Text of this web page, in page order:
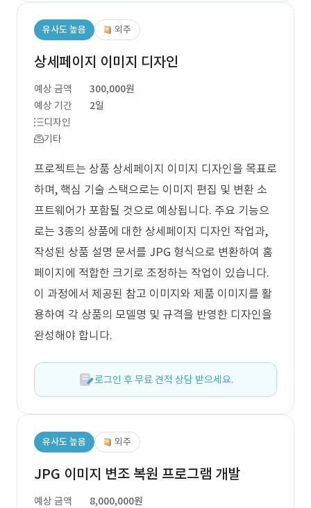
유사도 높음 외주
상세페이지 이미지 디자인
예상 금액
300,000원
예상 기간
2일
디자인
기타
프로젝트는 상품 상세페이지 이미지 디자인을 목표로
하며, 핵심 기술 스택으로는 이미지 편집 및 변환 소
프트웨어가 포함될 것으로 예상됩니다. 주요 기능으
로는 3종의 상품에 대한 상세페이지 디자인 작업과,
작성된 상품 설명 문서를 JPG 형식으로 변환하여 홈
페이지에 적합한 크기로 조정하는 작업이 있습니다.
이 과정에서 제공된 참고 이미지와 제품 이미지를 활
용하여 각 상품의 모델명 및 규격을 반영한 디자인을
완성해야 합니다.
로그인 후 무료 견적 상담 받으세요.
유사도 높음 외주
JPG 이미지 변조 복원 프로그램 개발
예상 금액
8,000,000원